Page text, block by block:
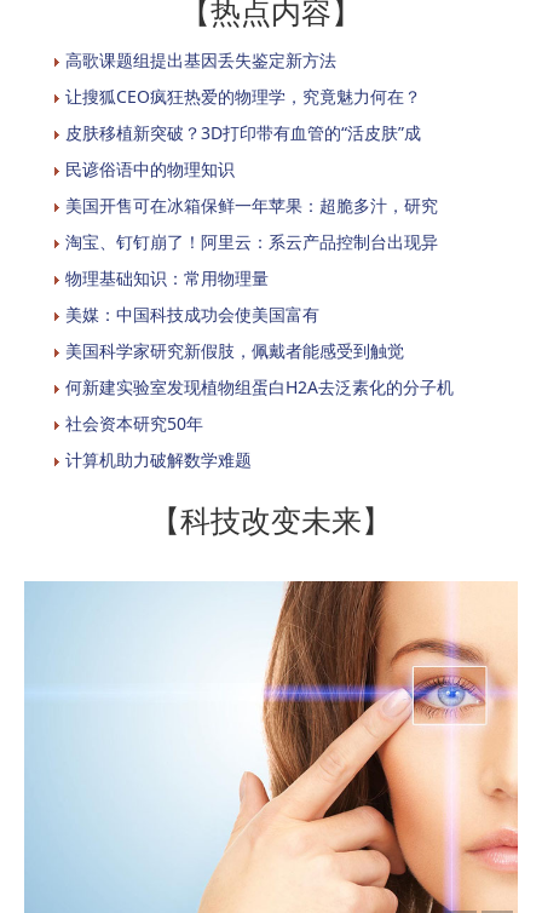
【热点内容】
高歌课题组提出基因丢失鉴定新方法
让搜狐CEO疯狂热爱的物理学，究竟魅力何在？
皮肤移植新突破？3D打印带有血管的“活皮肤”成
民谚俗语中的物理知识
美国开售可在冰箱保鲜一年苹果：超脆多汁，研究
淘宝、钉钉崩了！阿里云：系云产品控制台出现异
物理基础知识：常用物理量
美媒：中国科技成功会使美国富有
美国科学家研究新假肢，佩戴者能感受到触觉
何新建实验室发现植物组蛋白H2A去泛素化的分子机
社会资本研究50年
计算机助力破解数学难题
【科技改变未来】